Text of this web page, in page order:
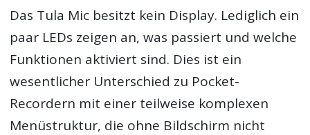
Das Tula Mic besitzt kein Display. Lediglich ein
paar LEDs zeigen an, was passiert und welche
Funktionen aktiviert sind. Dies ist ein
wesentlicher Unterschied zu Pocket-
Recordern mit einer teilweise komplexen
Menüstruktur, die ohne Bildschirm nicht